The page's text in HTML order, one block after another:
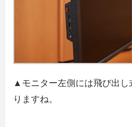
▲モニター左側には飛び出し
りますね。